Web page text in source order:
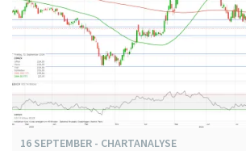
16 SEPTEMBER - CHARTANALYSE